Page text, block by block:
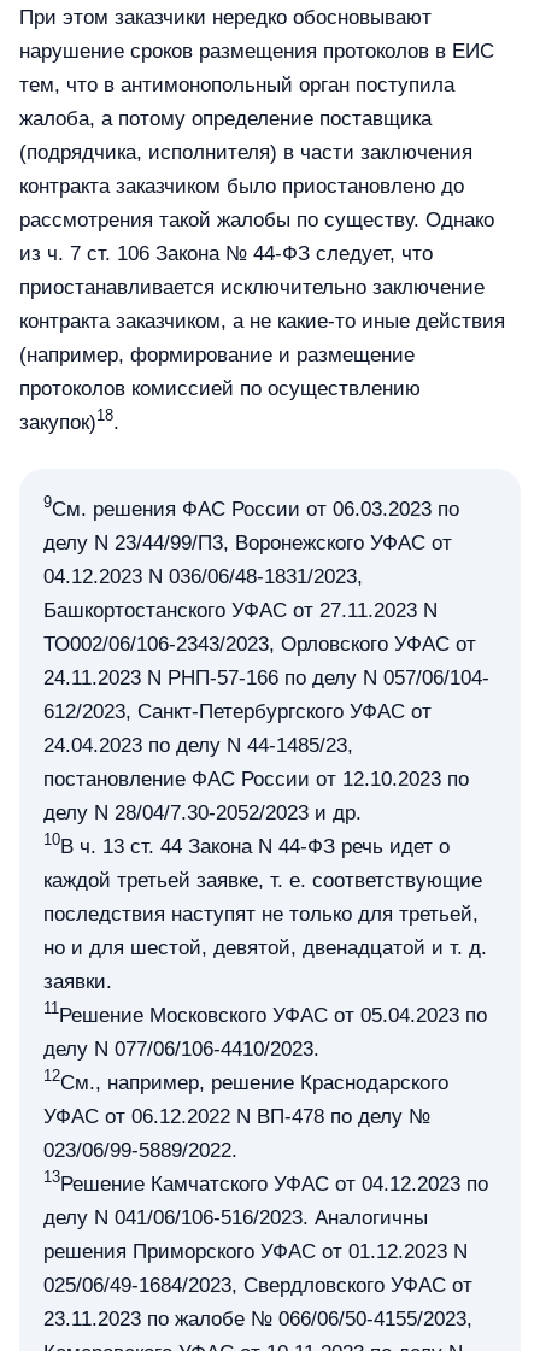
При этом заказчики нередко обосновывают
нарушение сроков размещения протоколов в ЕИС
тем, что в антимонопольный орган поступила
жалоба, а потому определение поставщика
(подрядчика, исполнителя) в части заключения
контракта заказчиком было приостановлено до
рассмотрения такой жалобы по существу. Однако
из ч. 7 ст. 106 Закона № 44-ФЗ следует, что
приостанавливается исключительно заключение
контракта заказчиком, а не какие-то иные действия
(например, формирование и размещение
протоколов комиссией по осуществлению
закупок)18.
9См. решения ФАС России от 06.03.2023 по
делу N 23/44/99/П3, Воронежского УФАС от
04.12.2023 N 036/06/48-1831/2023,
Башкортостанского УФАС от 27.11.2023 N
ТО002/06/106-2343/2023, Орловского УФАС от
24.11.2023 N РНП-57-166 по делу N 057/06/104-
612/2023, Санкт-Петербургского УФАС от
24.04.2023 по делу N 44-1485/23,
постановление ФАС России от 12.10.2023 по
делу N 28/04/7.30-2052/2023 и др.
10В ч. 13 ст. 44 Закона N 44-ФЗ речь идет о
каждой третьей заявке, т. е. соответствующие
последствия наступят не только для третьей,
но и для шестой, девятой, двенадцатой и т. д.
заявки.
11Решение Московского УФАС от 05.04.2023 по
делу N 077/06/106-4410/2023.
12См., например, решение Краснодарского
УФАС от 06.12.2022 N ВП-478 по делу №
023/06/99-5889/2022.
13Решение Камчатского УФАС от 04.12.2023 по
делу N 041/06/106-516/2023. Аналогичны
решения Приморского УФАС от 01.12.2023 N
025/06/49-1684/2023, Свердловского УФАС от
23.11.2023 по жалобе № 066/06/50-4155/2023,